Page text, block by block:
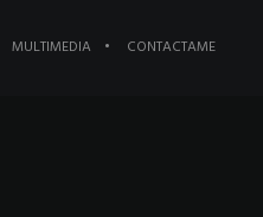
MULTIMEDIA CONTACTAME